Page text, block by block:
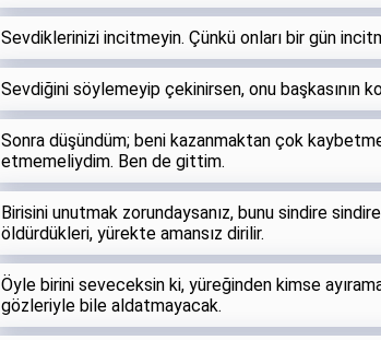
Sevdiklerinizi incitmeyin. Çünkü onları bir gün
Sevdiğini söylemeyip çekinirsen, onu başkasının
Sonra düşündüm; beni kazanmaktan çok
etmemeliydim. Ben de gittim.
Birisini unutmak zorundaysanız, bunu sindire
öldürdükleri, yürekte amansız dirilir.
Öyle birini seveceksin ki, yüreğinden kimse
gözleriyle bile aldatmayacak.